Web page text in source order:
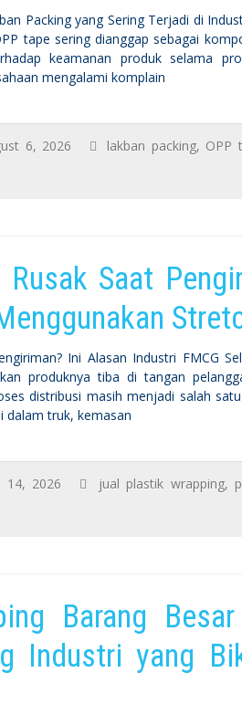
Packing yang Sering Terjadi di
tape sering dianggap sebagai
keamanan produk selama
mengalami komplain
6, 2026 lakban packing, OPP
Rusak Saat
Ini Alasan Industri FMCG
produknya tiba di tangan
distribusi masih menjadi salah
dalam truk, kemasan
14, 2026 jual plastik wrapping,
Barang
Industri yang